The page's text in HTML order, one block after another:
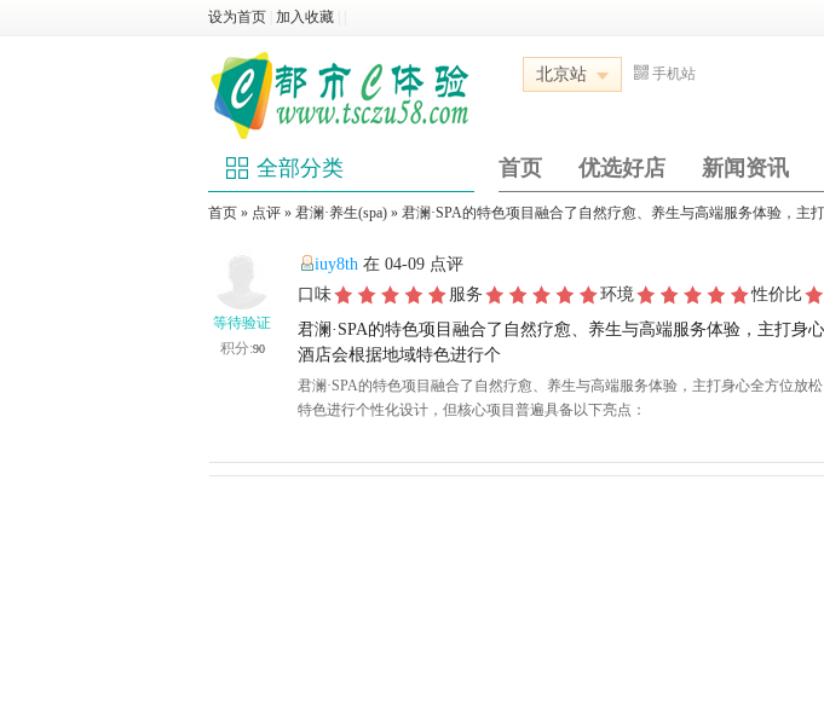
设为首页 加入收藏
北京站 手机站
全部分类 首页 优选好店 新闻资讯
首页 » 点评 » 君澜·养生(spa) » ‌君澜·SPA‌的特色项目融合了自然疗愈、养生与高端服务体验，
等待验证
积分:90
iuy8th 在 04-09 点评
口味
服务 环境
性价比
君澜·SPA‌的特色项目融合了自然疗愈、养生与高端服务体验，主打身
酒店会根据地域特色进行个
君澜·SPA‌的特色项目融合了自然疗愈、养生与高端服务体验，主打身心全方位放
特色进行个性化设计，但核心项目普遍具备以下亮点：